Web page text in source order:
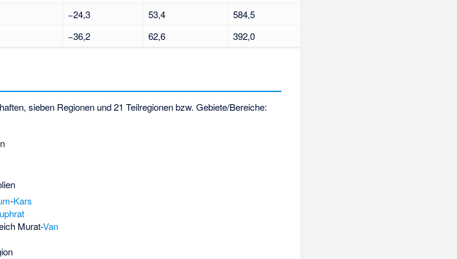
−24,3 53,4
584,5
−36,2 62,6 392,0
sieben Regionen und 21 Teilregionen bzw. Gebiete/Bereiche:
-Kars
Murat-Van